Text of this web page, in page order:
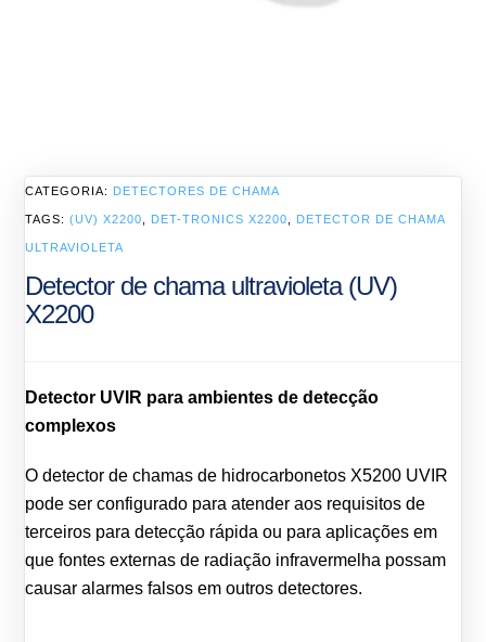
Detector de chama ultravioleta (UV)
X2200
Detector UVIR para ambientes de detecção
complexos
O detector de chamas de hidrocarbonetos X5200 UVIR
pode ser configurado para atender aos requisitos de
terceiros para detecção rápida ou para aplicações em
que fontes externas de radiação infravermelha possam
causar alarmes falsos em outros detectores.
CATEGORIA: DETECTORES DE CHAMA
TAGS:(UV) X2200 DET-TRONICS X2200 DETECTOR DE CHAMA
ULTRAVIOLETA